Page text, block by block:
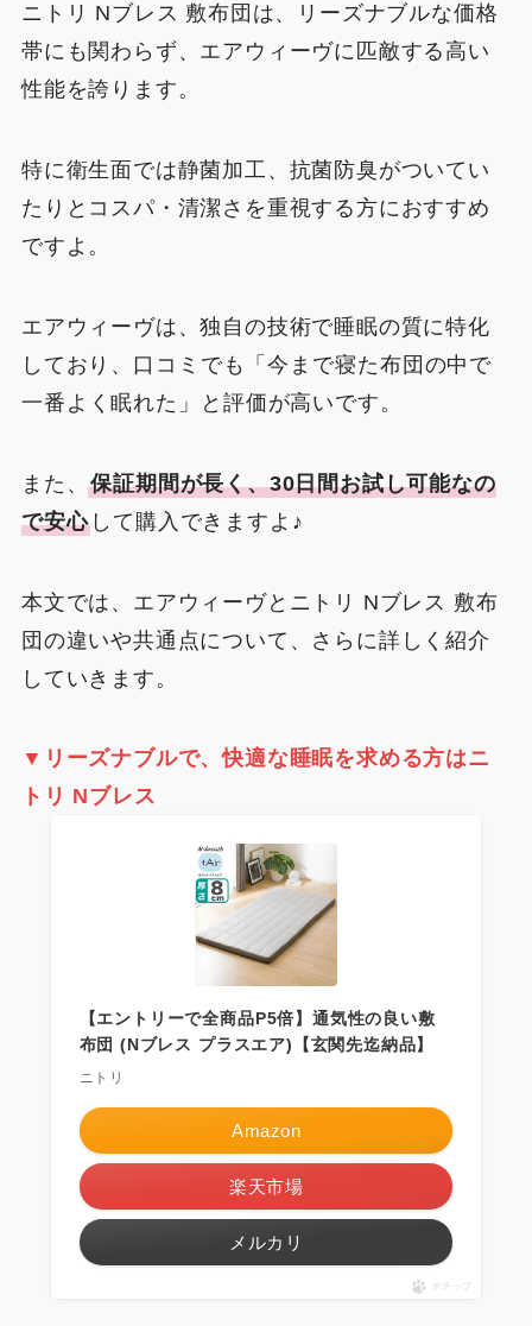
ニトリ Nブレス 敷布団は、リーズナブルな価格
帯にも関わらず、エアウィーヴに匹敵する高い
性能を誇ります。
特に衛生面では静菌加工、抗菌防臭がついてい
たりとコスパ・清潔さを重視する方におすすめ
ですよ。
エアウィーヴは、独自の技術で睡眠の質に特化
しており、
口コミでも「今まで寝た布団の中で
一番よく眠れた」と 評価が高いです。
また、保証期間が長く、30日間お試し可能なの
で安心 して購入できますよ♪
本文では、エアウィーヴとニトリ Nブレス 敷布
団の違いや共通点について、さらに詳しく紹介
していきます。
▼リーズナブルで、快適な睡眠を求める方はニ
トリ Nブレス
【エントリーで全商品P5倍】通気性の良い敷
布団 (Nブレス プラスエア)【玄関先迄納品】
ニトリ
Amazon
楽天市場
メルカリ
ポチップ